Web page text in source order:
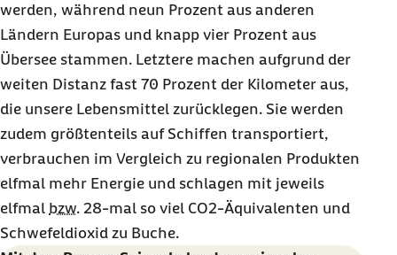
werden, während neun Prozent aus anderen
Ländern Europas und knapp vier Prozent aus
Übersee stammen. Letztere machen aufgrund der
weiten Distanz fast 70 Prozent der Kilometer aus,
die unsere Lebensmittel zurücklegen. Sie werden
zudem größtenteils auf Schiffen transportiert,
verbrauchen im Vergleich zu regionalen Produkten
elfmal mehr Energie und schlagen mit jeweils
elfmal bzw. 28-mal so viel CO2-Äquivalenten und
Schwefeldioxid zu Buche.